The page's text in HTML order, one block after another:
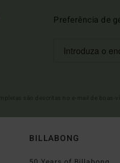
Preferência de
BILLABONG